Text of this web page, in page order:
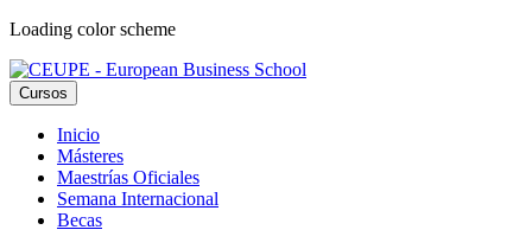
Loading color scheme
Cursos
Inicio
Másteres
Maestrías Oficiales
Semana Internacional
Becas